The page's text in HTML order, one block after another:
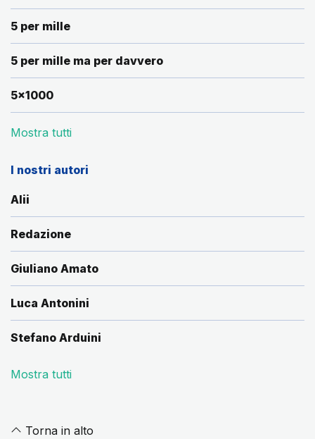
5 per mille
5 per mille ma per davvero
5x1000
Mostra tutti
I nostri autori
Alii
Redazione
Giuliano Amato
Luca Antonini
Stefano Arduini
Mostra tutti
Torna in alto